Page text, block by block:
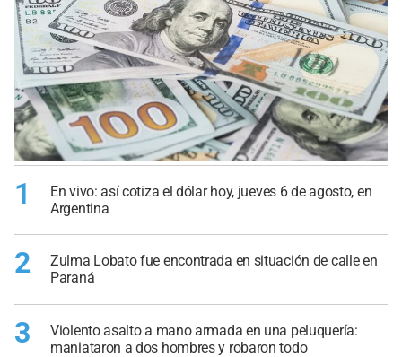
1
En vivo: así cotiza el dólar hoy, jueves 6 de agosto, en
Argentina
2
Zulma Lobato fue encontrada en situación de calle en
Paraná
3
Violento asalto a mano armada en una peluquería:
maniataron a dos hombres y robaron todo